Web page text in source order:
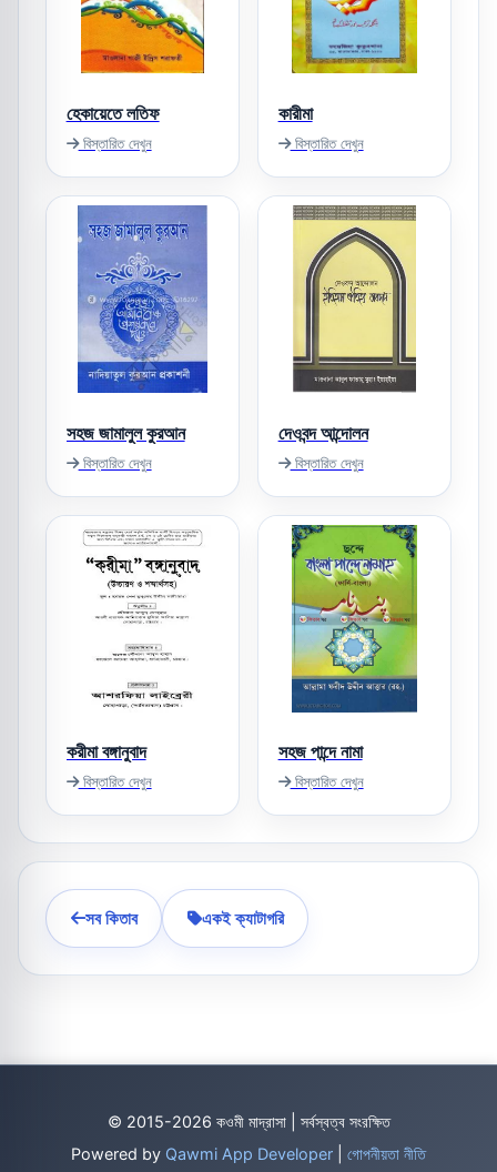
হেকায়েতে লতিফ
বিস্তারিত দেখুন
কারীমা
বিস্তারিত দেখুন
সহজ জামালুল কুরআন
বিস্তারিত দেখুন
দেওবন্দ আন্দোলন
বিস্তারিত দেখুন
করীমা বঙ্গানুবাদ
বিস্তারিত দেখুন
সহজ পান্দে নামা
বিস্তারিত দেখুন
সব কিতাব একই ক্যাটাগরি
© 2015-2026 কওমী মাদ্রাসা | সর্বস্বত্ব সংরক্ষিত
Powered by Qawmi App Developer গোপনীয়তা নীতি